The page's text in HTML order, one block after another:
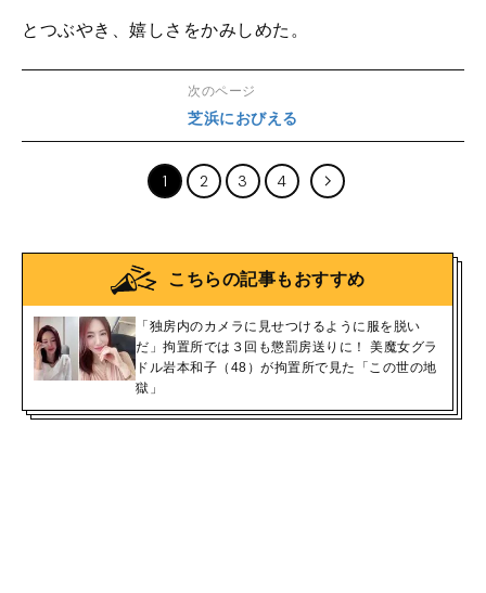
とつぶやき、嬉しさをかみしめた。
次のページ
芝浜におびえる
1 2 3 4
こちらの記事もおすすめ
「独房内のカメラに見せつけるように服を脱い
だ」拘置所では３回も懲罰房送りに！ 美魔女グラ
ドル岩本和子（48）が拘置所で見た「この世の地
獄」